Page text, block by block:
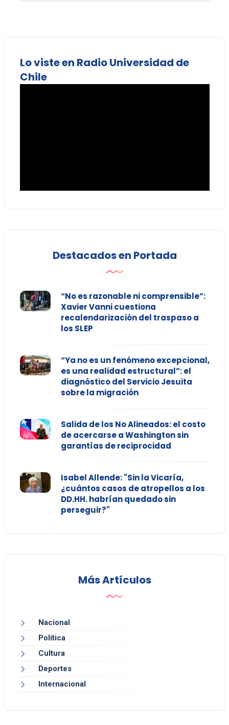
Lo viste en Radio Universidad de
Chile
Destacados en Portada
“No es razonable ni comprensible”:
Xavier Vanni cuestiona
recalendarización del traspaso a
los SLEP
“Ya no es un fenómeno excepcional,
es una realidad estructural”: el
diagnóstico del Servicio Jesuita
sobre la migración
Salida de los No Alineados: el costo
de acercarse a Washington sin
garantías de reciprocidad
Isabel Allende: "Sin la Vicaría,
¿cuántos casos de atropellos a los
DD.HH. habrían quedado sin
perseguir?"
Más Artículos
Nacional
Política
Cultura
Deportes
Internacional